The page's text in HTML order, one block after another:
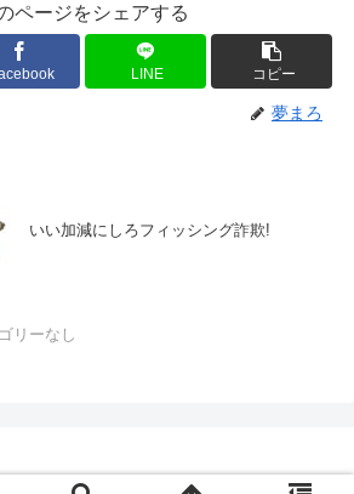
ページをシェアする
LINE コピー
夢まろ
いい加減にしろフィッシング詐欺!
リーなし